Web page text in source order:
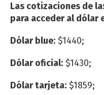
Las cotizaciones de
para acceder al dólar
Dólar blue: $1440;
Dólar oficial: $1430;
Dólar tarjeta: $1859;